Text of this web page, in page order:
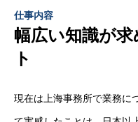
商社のシゴト
鐘通のシゴト
仕事内容
幅広い知識が
ト
現在は上海事務所で業務に